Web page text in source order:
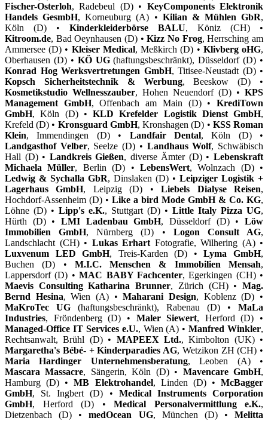
Fischer-Osterloh, Radebeul (D) • KeyComponents Elektronik
Handels GesmbH, Korneuburg (A) • Kilian & Mühlen GbR,
Köln (D) • Kinderkleiderbörse BALU, Köniz (CH) •
Kitroom.de, Bad Oeynhausen (D) •Kizz No Frog, Herrsching am
Ammersee (D) • Kleiser Medical, Meßkirch (D) • Klivberg oHG,
Oberhausen (D) • KÖ UG(haftungsbeschränkt), Düsseldorf (D) •
Konrad Hog Werksvertretungen GmbH, Titisee-Neustadt (D) •
Kopsch Sicherheitstechnik & Werbung, Beeskow (D) •
Kosmetikstudio Wellnesszauber, Hohen Neuendorf (D) • KPS
Management GmbH, Offenbach am Main (D) •KrediTown
GmbH, Köln (D) • KLD Krefelder Logistik Dienst GmbH,
Krefeld (D) • Kronsguard GmbH, Kronshagen (D) • KSS Roman
Klein, Immendingen (D) • Landfair Dental, Köln (D) •
Landgasthof Velber, Seelze (D) • Landhaus Wolf, Schwäbisch
Hall (D) • Landkreis Gießen, diverse Ämter (D) •Lebenskraft
Michaela Müller, Berlin (D) • LebensWert, Wolnzach (D) •
Ledwig & Sychalla GbR, Dinslaken (D) • Leipziger Logistik +
Lagerhaus GmbH, Leipzig (D) •Liebels Dialyse Reisen,
Hochdorf-Assenheim (D) • Like a bird Mode GmbH & Co. KG,
Löhne (D) • Lipp's e.K., Stuttgart (D) • Little Italy Pizza UG,
Hürth (D) • LMI Ladenbau GmbH, Düsseldorf (D) •Löw
Immobilien GmbH, Nürnberg (D) • Logon Consult AG,
Landschlacht (CH) • Lukas Erhart Fotografie, Wilhering (A) •
Luxvenum LED GmbH, Treis-Karden (D) •Lyma GmbH,
Buchen (D) • M.I.C. Menschen & Immobilien Mensah,
Lappersdorf (D) •MAC BABY Fachcenter, Egerkingen (CH) •
Maevis Consulting Katharina Brunner, Zürich (CH) •Mag.
Bernd Hesina, Wien (A) •Maharani Design, Koblenz (D) •
MaKroTec UG (haftungsbeschränkt), Rabenau (D) • MaLa
Industries, Fröndenberg (D) • Maler Siewert, Herford (D) •
Managed-Office IT Services e.U., Wien (A) •Manfred Winkler,
Rechtsanwalt, Brühl (D) • MAPEEX Ltd., Kimbolton (UK) •
Margaretha's Bébé- + Kinderparadies AG, Wetzikon ZH (CH) •
Maria Hardinger Unternehmensberatung, Leoben (A) •
Mascara Massacre, Sängerin, Köln (D) • Mavencare GmbH,
Hamburg (D) •MB Elektrohandel, Linden (D) • McBagger
GmbH, St. Ingbert (D) • Medical Instruments Corporation
GmbH, Herford (D) • Medical Personalvermittlung e.K.,
Dietzenbach (D) •medOcean UG, München (D) • Melitta